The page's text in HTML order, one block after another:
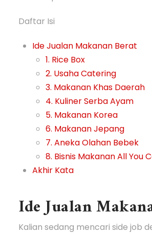
Daftar Isi
Ide Jualan Makanan Berat
1. Rice Box
2. Usaha Catering
3. Makanan Khas Daerah
4. Kuliner Serba Ayam
5. Makanan Korea
6. Makanan Jepang
7. Aneka Olahan Bebek
8. Bisnis Makanan All You
Akhir Kata
Ide Jualan
Kalian sedang mencari side job